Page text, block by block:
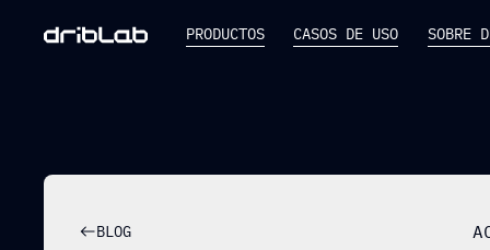
PRODUCTOS CASOS DE USO SOBRE
BLOG